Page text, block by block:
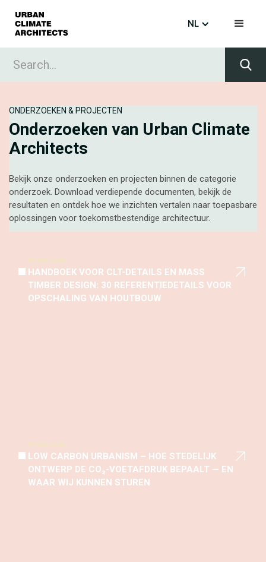
NL
Home Projects
ONDERZOEKEN & PROJECTEN
Onderzoeken van Urban Climate
Architects
Bekijk onze onderzoeken en projecten binnen de categorie
onderzoek. Download verdiepende documenten, bekijk de
resultaten en ontdek hoe we inzichten vertalen naar toepasbare
oplossingen voor toekomstbestendige architectuur.
Onderzoek
HANDBOEK VOOR CLT-DETAILS EN MASS
TIMBER DESIGN: 30 REFERENTIEDETAILS VOOR
OPSCHALING VAN HOUTBOUW
Onderzoek
LOW CARBON URBANISM – HOE STEDELIJK
ONTWERP DE CO₂-VOETAFDRUK BEPAALT — EN
WAAR WIJ KUNNEN STUREN